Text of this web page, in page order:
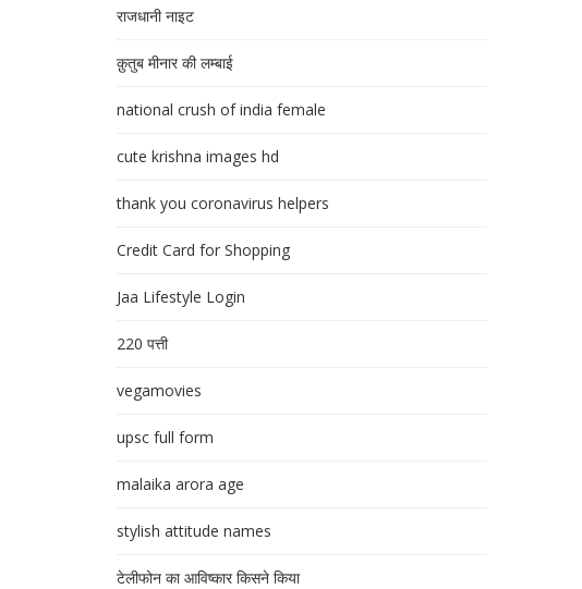
राजधानी नाइट
क़ुतुब मीनार की लम्बाई
national crush of india female
cute krishna images hd
thank you coronavirus helpers
Credit Card for Shopping
Jaa Lifestyle Login
220 पत्ती
vegamovies
upsc full form
malaika arora age
stylish attitude names
टेलीफोन का आविष्कार किसने किया